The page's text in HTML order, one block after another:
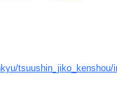
tsuushin_jiko_kenshou/